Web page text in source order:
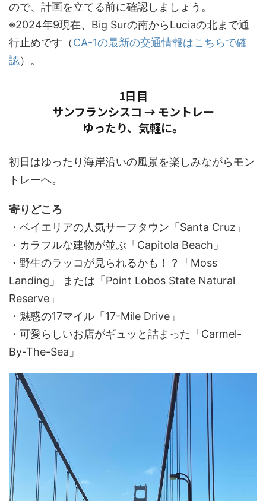
ので、計画を立てる前に確認しましょう。
※2024年9現在、Big Surの南からLuciaの北まで通
行止めです（CA-1の最新の交通情報はこちらで確
認）。
1日目
サンフランシスコ → モントレー
ゆったり、気軽に。
初日はゆったり海岸沿いの風景を楽しみながらモン
トレーへ。
寄りどころ
・ベイエリアの人気サーフタウン「Santa Cruz」
・カラフルな建物が並ぶ「Capitola Beach」
・野生のラッコが見られるかも！？「Moss
Landing」 または「Point Lobos State Natural
Reserve」
・魅惑の17マイル「17-Mile Drive」
・可愛らしいお店がギュッと詰まった「Carmel-
By-The-Sea」